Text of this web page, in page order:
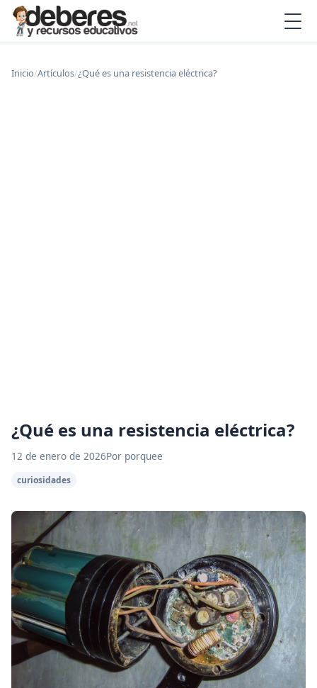
Inicio/Artículos/¿Qué es una resistencia eléctrica?
¿Qué es una resistencia eléctrica?
12 de enero de 2026Por porquee
curiosidades